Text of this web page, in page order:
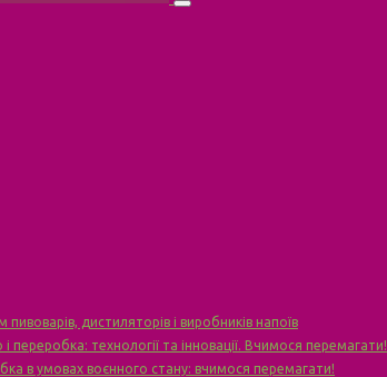
дистиляторів і виробників напоїв
і переробка: технології та інновації. Вчимося перемагати!
в умовах воєнного стану: вчимося перемагати!